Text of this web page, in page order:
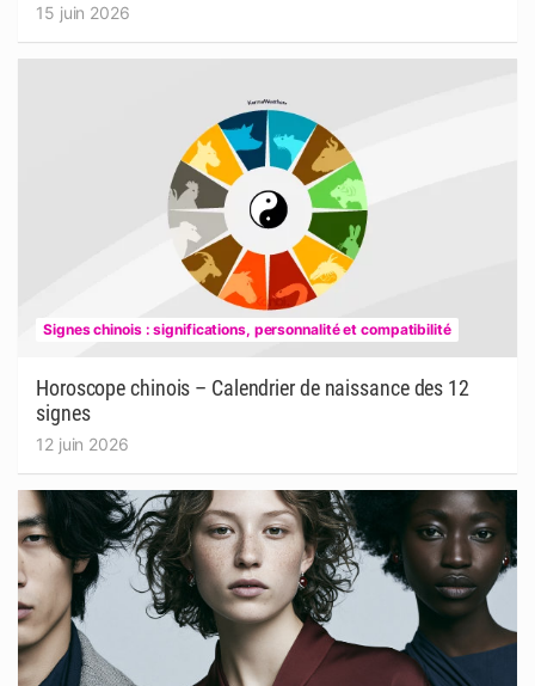
15 juin 2026
Signes chinois : significations, personnalité et compatibilité
Horoscope chinois – Calendrier de naissance des 12
signes
12 juin 2026